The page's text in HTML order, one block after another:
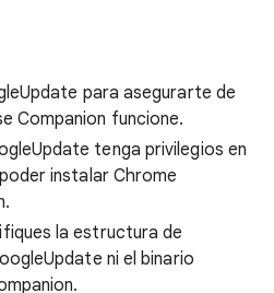
para asegurarte de
Companion funcione.
tenga privilegios en
instalar Chrome
la estructura de
ni el binario